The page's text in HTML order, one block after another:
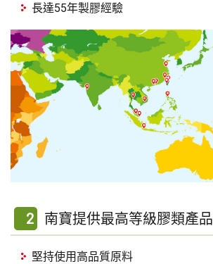
長達55年製膠經驗
2 南寶提供最高等級膠類產品
堅持使用高品質原料